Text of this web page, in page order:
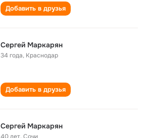
Добавить в друзья
Сергей Маркарян
34 года, Краснодар
Добавить в друзья
Сергей Маркарян